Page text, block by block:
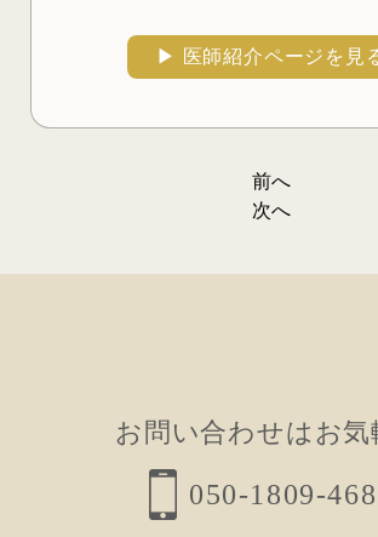
▶︎ 医師紹介ページを見
ナ
前へ
次へ
お問い合わせはお気
050-1809-